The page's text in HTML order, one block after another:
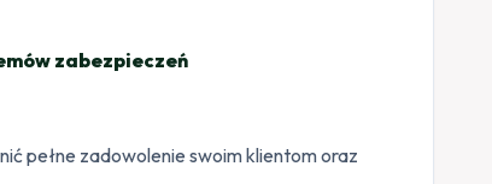
zabezpieczeń
pełne zadowolenie swoim klientom oraz